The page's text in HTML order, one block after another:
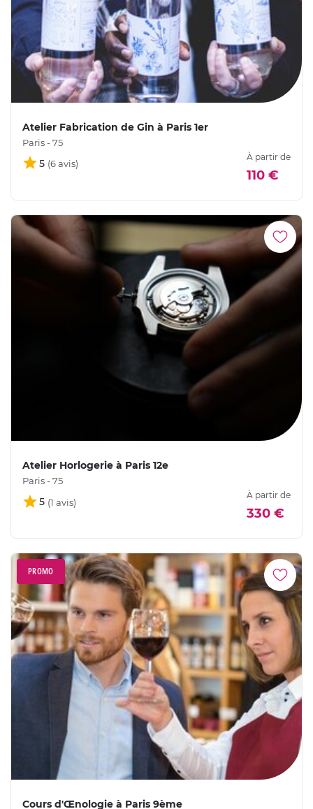
Atelier Fabrication de Gin à Paris 1er
Paris - 75
5
À partir de
110 €
Atelier Horlogerie à Paris 12e
Paris - 75
5
À partir de
330 €
PROMO
Cours d'Œnologie à Paris 9ème